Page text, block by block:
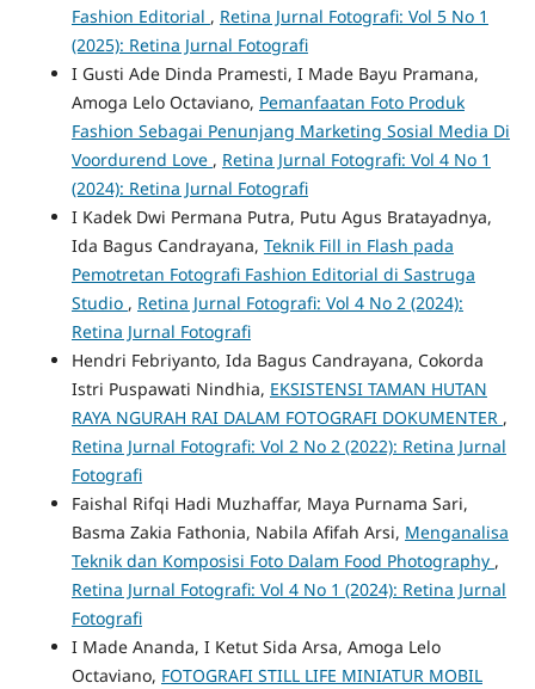
Fashion Editorial , Retina Jurnal Fotografi: Vol 5 No 1
(2025): Retina Jurnal Fotografi
I Gusti Ade Dinda Pramesti, I Made Bayu Pramana,
Amoga Lelo Octaviano, Pemanfaatan Foto Produk
Fashion Sebagai Penunjang Marketing Sosial Media Di
Voordurend Love , Retina Jurnal Fotografi: Vol 4 No 1
(2024): Retina Jurnal Fotografi
I Kadek Dwi Permana Putra, Putu Agus Bratayadnya,
Ida Bagus Candrayana, Teknik Fill in Flash pada
Pemotretan Fotografi Fashion Editorial di Sastruga
Studio , Retina Jurnal Fotografi: Vol 4 No 2 (2024):
Retina Jurnal Fotografi
Hendri Febriyanto, Ida Bagus Candrayana, Cokorda
Istri Puspawati Nindhia, EKSISTENSI TAMAN HUTAN
RAYA NGURAH RAI DALAM FOTOGRAFI DOKUMENTER ,
Retina Jurnal Fotografi: Vol 2 No 2 (2022): Retina Jurnal
Fotografi
Faishal Rifqi Hadi Muzhaffar, Maya Purnama Sari,
Basma Zakia Fathonia, Nabila Afifah Arsi, Menganalisa
Teknik dan Komposisi Foto Dalam Food Photography ,
Retina Jurnal Fotografi: Vol 4 No 1 (2024): Retina Jurnal
Fotografi
I Made Ananda, I Ketut Sida Arsa, Amoga Lelo
Octaviano, FOTOGRAFI STILL LIFE MINIATUR MOBIL